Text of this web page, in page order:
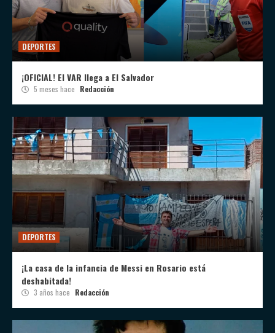
DEPORTES
¡OFICIAL! El VAR llega a El Salvador
5 meses hace Redacción
DEPORTES
¡La casa de la infancia de Messi en Rosario está
deshabitada!
3 años hace Redacción